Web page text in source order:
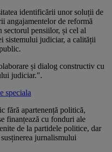
identificării unor soluții de
angajamentelor de reformă
sectorul pensiilor, și cel al
sistemului judiciar, a calității
și dialog constructiv cu
judiciar.".
speciala
fără apartenență politică,
finanțează cu fonduri ale
de la partidele politice, dar
jurnalismului